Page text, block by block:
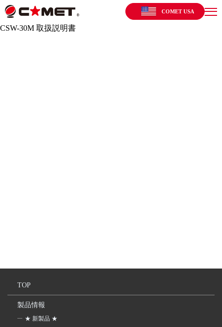
COMET USA
CSW-30M 取扱説明書
TOP
製品情報
★ 新製品 ★